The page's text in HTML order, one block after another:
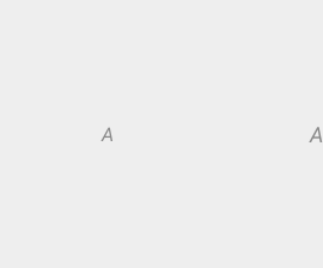
A A